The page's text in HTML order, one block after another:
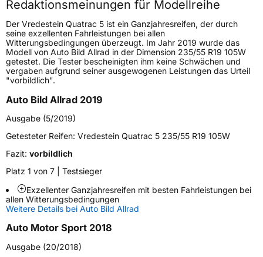
Höchstgeschwindigkeit
190 km/h
Lastindex75
Höchstlast387 kg
Gewicht (in kg)5,363 kg
Generelle Merkmale
FahrzeugtypPKW
VerwendungGanzjahresreifen
ModellnameQuatrac 5
Fahrzeugart PKW & SUV
Weitere Eigenschaften
Schlauchtyp TL
Redaktionsmeinungen für Modellreihe
Der Vredestein Quatrac 5 ist ein Ganzjahresreifen, der durch
seine exzellenten Fahrleistungen bei allen
Witterungsbedingungen überzeugt. Im Jahr 2019 wurde das
Modell von Auto Bild Allrad in der Dimension 235/55 R19 105W
getestet. Die Tester bescheinigten ihm keine Schwächen und
vergaben aufgrund seiner ausgewogenen Leistungen das Urteil
"vorbildlich".
Auto Bild Allrad 2019
Ausgabe (5/2019)
Getesteter Reifen: Vredestein Quatrac 5 235/55 R19 105W
Fazit: vorbildlich
Platz 1 von 7 | Testsieger
Exzellenter Ganzjahresreifen mit besten Fahrleistungen bei
allen Witterungsbedingungen
Weitere Details bei Auto Bild Allrad
Auto Motor Sport 2018
Ausgabe (20/2018)